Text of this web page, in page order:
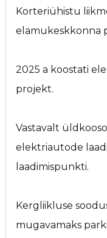
Korteriühistu
elamukeskkonna
2025 a koostati
projekt.
Vastavalt
elektriautode
laadimispunkti.
Kergliikluse
mugavamaks